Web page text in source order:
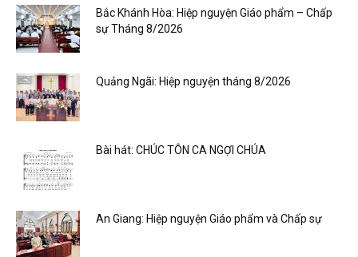
Bắc Khánh Hòa: Hiệp nguyện Giáo phẩm – Chấp
sự Tháng 8/2026
Quảng Ngãi: Hiệp nguyện tháng 8/2026
Bài hát: CHÚC TÔN CA NGỢI CHÚA
An Giang: Hiệp nguyện Giáo phẩm và Chấp sự